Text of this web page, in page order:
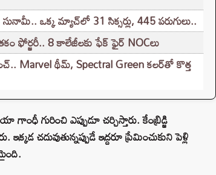
ఒక్క మ్యాచ్‌లో 31 సిక్సర్లు, 445 పరుగులు..
ఫోర్జరీ.. 8 కాలేజీలకు ఫేక్ ఫైర్ NOCలు
Marvel థీమ్, Spectral Green కలర్‌తో కొత్త
గురించి ఎప్పుడూ చర్చిస్తారు. కేంబ్రిడ్జి
ఇద్దరూ ప్రేమించుకుని పెళ్లి